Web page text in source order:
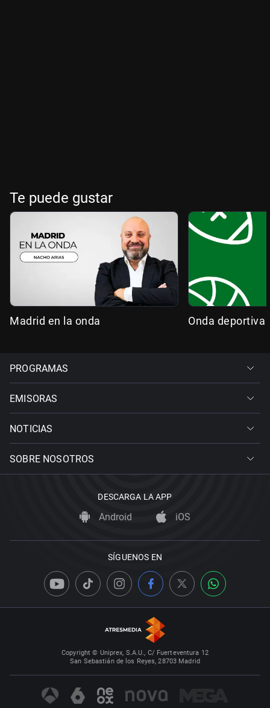
Te puede gustar
Madrid en la onda Onda deportiva
PROGRAMAS
EMISORAS
NOTICIAS
SOBRE NOSOTROS
DESCARGA LA APP
Android iOS
SÍGUENOS EN
Copyright © Uniprex, S.A.U., C/ Fuerteventura 12
San Sebastián de los Reyes, 28703 Madrid